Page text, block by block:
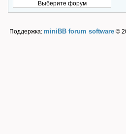
Поддержка: miniBB forum software ©